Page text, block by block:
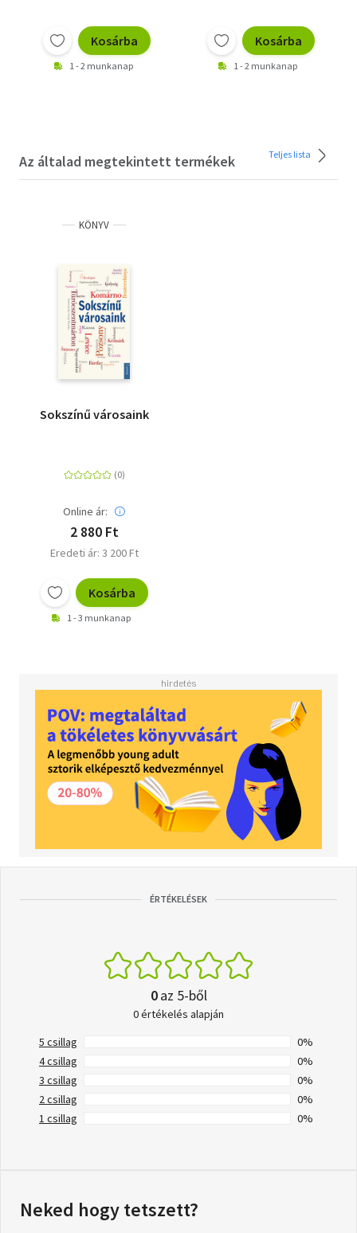
Kosárba
1 - 2 munkanap
Kosárba
1 - 2 munkanap
Az általad megtekintett termékek Teljes lista
KÖNYV
Sokszínű városaink
Online ár:
2 880 Ft
Eredeti ár: 3 200 Ft
Kosárba
1 - 3 munkanap
ÉRTÉKELÉSEK
0az 5-ből
0 értékelés alapján
5 csillag
0%
4 csillag
0%
3 csillag
0%
2 csillag
0%
1 csillag
0%
Neked hogy tetszett?